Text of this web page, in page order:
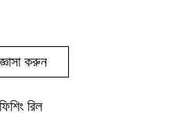
করুন
রিল